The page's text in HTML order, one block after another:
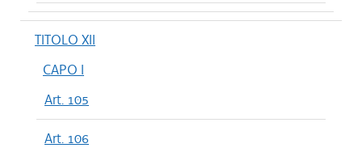
TITOLO XII
CAPO I
Art. 105
Art. 106